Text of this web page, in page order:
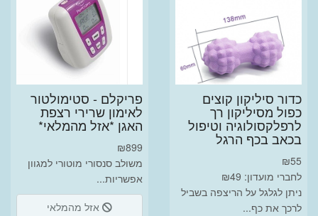
כדור סיליקון קוצים
כפול מסיליקון רך
לרפלקסולוגיה וטיפול
בכאב בכף הרגל
₪55
לחברי מועדון: ₪49
ניתן לגלגל על הריצפה בשביל
לרכך את כף...
פריקלם - סטימולטור
לאימון שרירי רצפת
האגן *אזל מהמלאי*
₪899
משולב סנסורי מוטורי למגוון
אפשריות...
אזל מהמלאי